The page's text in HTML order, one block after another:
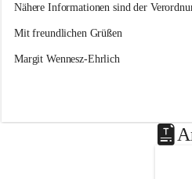
Nähere Informationen sind der
Mit freundlichen Grüßen
Margit Wennesz-Ehrlich